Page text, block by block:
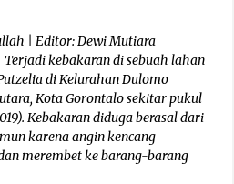
| Editor: Dewi Mutiara
Terjadi kebakaran di sebuah lahan
di Kelurahan Dulomo
Kota Gorontalo sekitar pukul
Kebakaran diduga berasal dari
karena angin kencang
merembet ke barang-barang